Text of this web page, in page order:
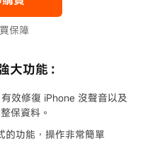
功能：
效修復 iPhone 沒聲音以及
保資料。
的功能，操作非常簡單